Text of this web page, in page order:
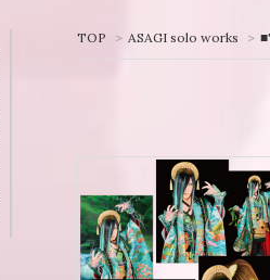
TOP > ASAGI solo works >